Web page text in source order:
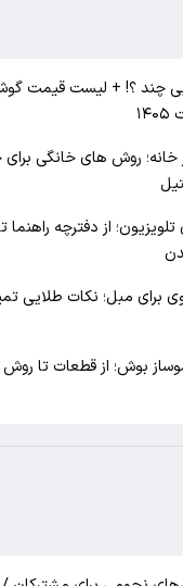
چند ؟! + لیست قیمت
روش های خانگی برای
از دفترچه راهنما
برای مبل؛ نکات طلایی
بوش؛ از قطعات تا روش